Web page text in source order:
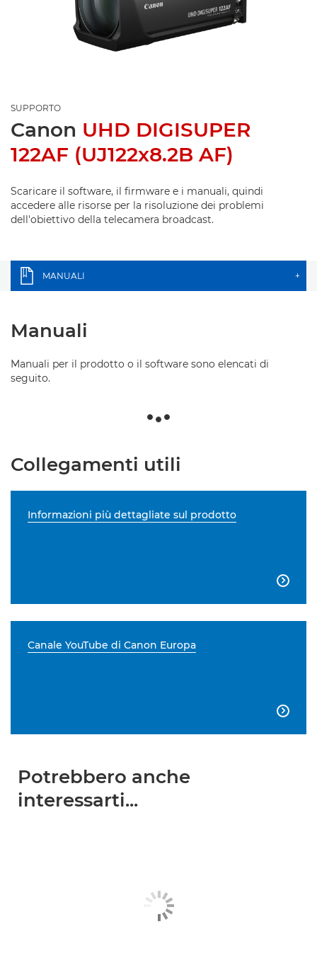
SUPPORTO
Canon UHD DIGISUPER
122AF (UJ122x8.2B AF)
Scaricare il software, il firmware e i manuali, quindi
accedere alle risorse per la risoluzione dei problemi
dell'obiettivo della telecamera broadcast.
MANUALI +
Manuali
Manuali per il prodotto o il software sono elencati di
seguito.
Collegamenti utili
Informazioni più dettagliate sul prodotto

Canale YouTube di Canon Europa

Potrebbero anche
interessarti...